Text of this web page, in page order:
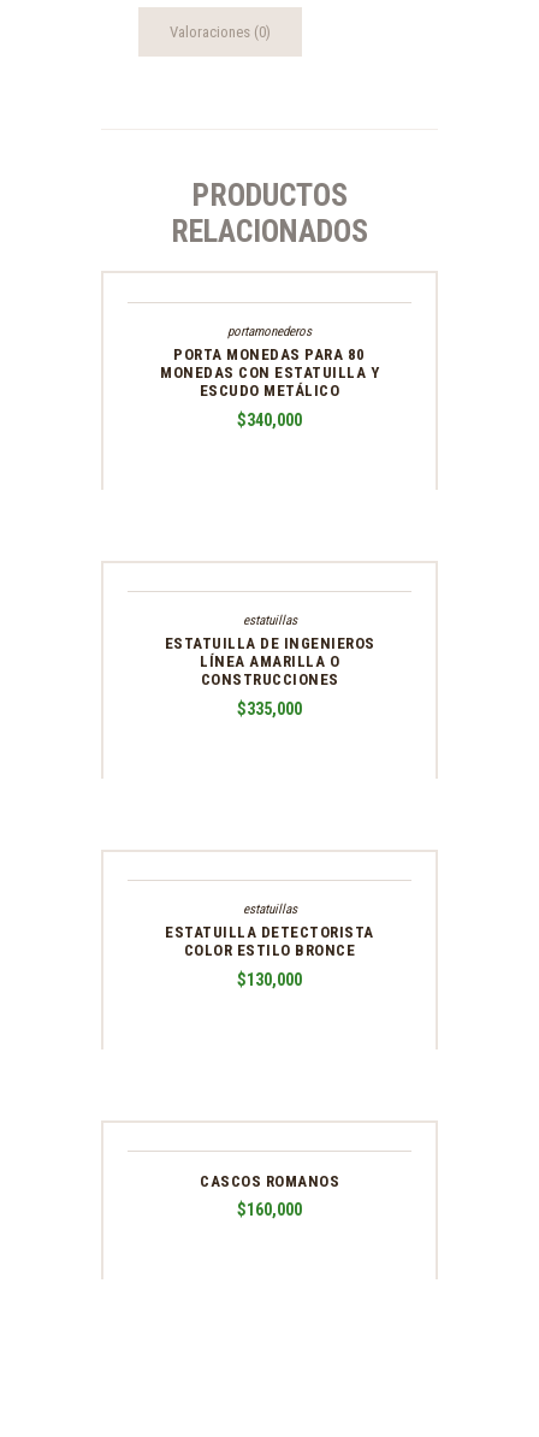
Valoraciones (0)
PRODUCTOS
RELACIONADOS
portamonederos
PORTA MONEDAS PARA 80
MONEDAS CON ESTATUILLA Y
ESCUDO METÁLICO
$340,000
estatuillas
ESTATUILLA DE INGENIEROS
LÍNEA AMARILLA O
CONSTRUCCIONES
$335,000
estatuillas
ESTATUILLA DETECTORISTA
COLOR ESTILO BRONCE
$130,000
CASCOS ROMANOS
$160,000